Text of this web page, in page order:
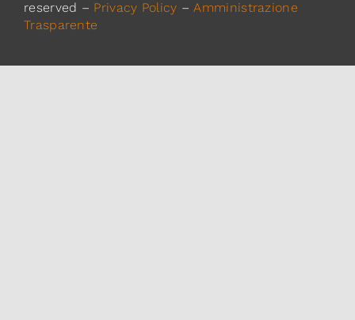
reserved – Privacy Policy –Amministrazione
Trasparente